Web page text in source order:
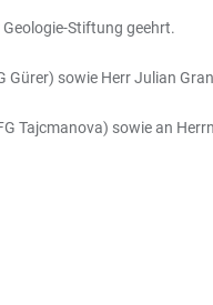
Stiftung geehrt.
Gürer) sowie Herr Julian
Tajcmanova) sowie an